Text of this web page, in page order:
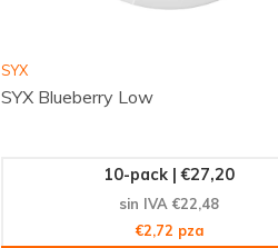
SYX
SYX Blueberry Low
10-pack | €27,20
sin IVA €22,48
€2,72 pza